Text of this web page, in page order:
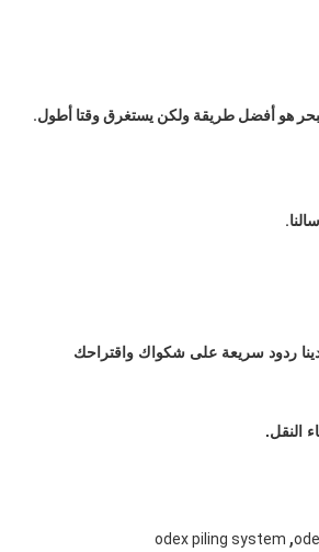
البحر هو أفضل طريقة ولكن يستغرق وقتا أطول.
ردود سريعة على شكواك واقتراحك
النقل.
,
odex piling system